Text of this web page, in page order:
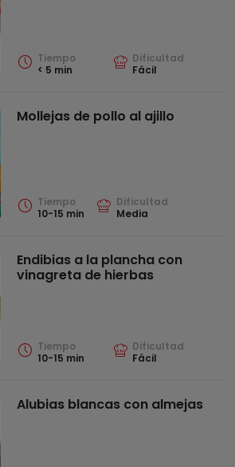
Tiempo
< 5 min
Dificultad
Fácil
Mollejas de pollo al ajillo
Tiempo
10-15 min
Dificultad
Media
Endibias a la plancha con
vinagreta de hierbas
Tiempo
10-15 min
Dificultad
Fácil
Alubias blancas con almejas